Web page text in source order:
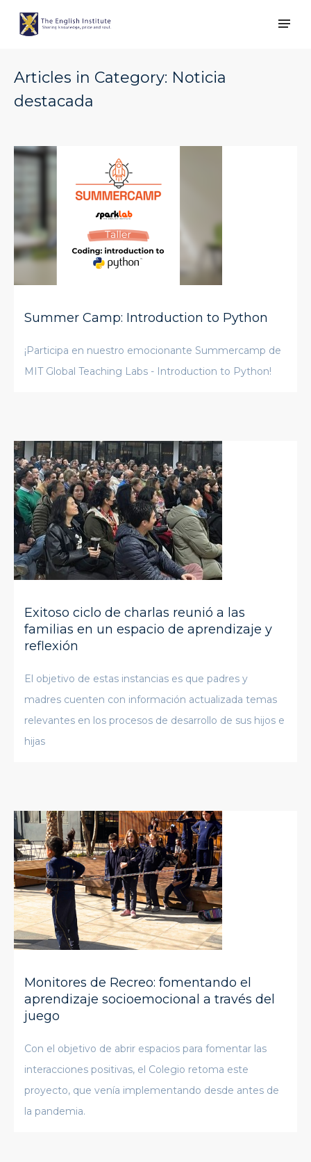
Articles in Category: Noticia
destacada
Summer Camp: Introduction to Python
¡Participa en nuestro emocionante Summercamp de
MIT Global Teaching Labs - Introduction to Python!
Exitoso ciclo de charlas reunió a las
familias en un espacio de aprendizaje y
reflexión
El objetivo de estas instancias es que padres y
madres cuenten con información actualizada temas
relevantes en los procesos de desarrollo de sus hijos e
hijas
Monitores de Recreo: fomentando el
aprendizaje socioemocional a través del
juego
Con el objetivo de abrir espacios para fomentar las
interacciones positivas, el Colegio retoma este
proyecto, que venía implementando desde antes de
la pandemia.